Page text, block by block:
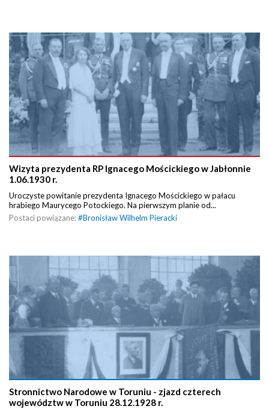
Wizyta prezydenta RP Ignacego Mościckiego w Jabłonnie
1.06.1930 r.
Uroczyste powitanie prezydenta Ignacego Mościckiego w pałacu
hrabiego Maurycego Potockiego. Na pierwszym planie od...
Postaci powiązane:#Bronisław Wilhelm Pieracki
Stronnictwo Narodowe w Toruniu - zjazd czterech
województw w Toruniu 28.12.1928 r.